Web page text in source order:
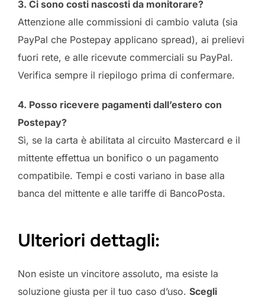
3. Ci sono costi nascosti da monitorare?
Attenzione alle commissioni di cambio valuta (sia
PayPal che Postepay applicano spread), ai prelievi
fuori rete, e alle ricevute commerciali su PayPal.
Verifica sempre il riepilogo prima di confermare.
4. Posso ricevere pagamenti dall’estero con
Postepay?
Sì, se la carta è abilitata al circuito Mastercard e il
mittente effettua un bonifico o un pagamento
compatibile. Tempi e costi variano in base alla
banca del mittente e alle tariffe di BancoPosta.
Ulteriori dettagli:
Non esiste un vincitore assoluto, ma esiste la
soluzione giusta per il tuo caso d’uso. Scegli